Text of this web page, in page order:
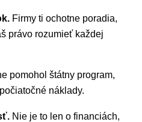
Firmy ti ochotne poradia,
právo rozumieť každej
pomohol štátny program,
náklady.
Nie je to len o financiách,